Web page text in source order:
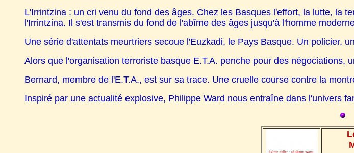
L'Irrintzina : un cri venu du fond des âges. Chez les Basques l'effort, la lutte, la
l'Irrintzina. Il s'est transmis du fond de l'abîme des âges jusqu'à l'homme
Une série d'attentats meurtriers secoue l'Euzkadi, le Pays Basque. Un policier,
Alors que l'organisation terroriste basque E.T.A. penche pour des négociations,
Bernard, membre de l'E.T.A., est sur sa trace. Une cruelle course contre la
Inspiré par une actualité explosive, Philippe Ward nous entraîne dans l'univers